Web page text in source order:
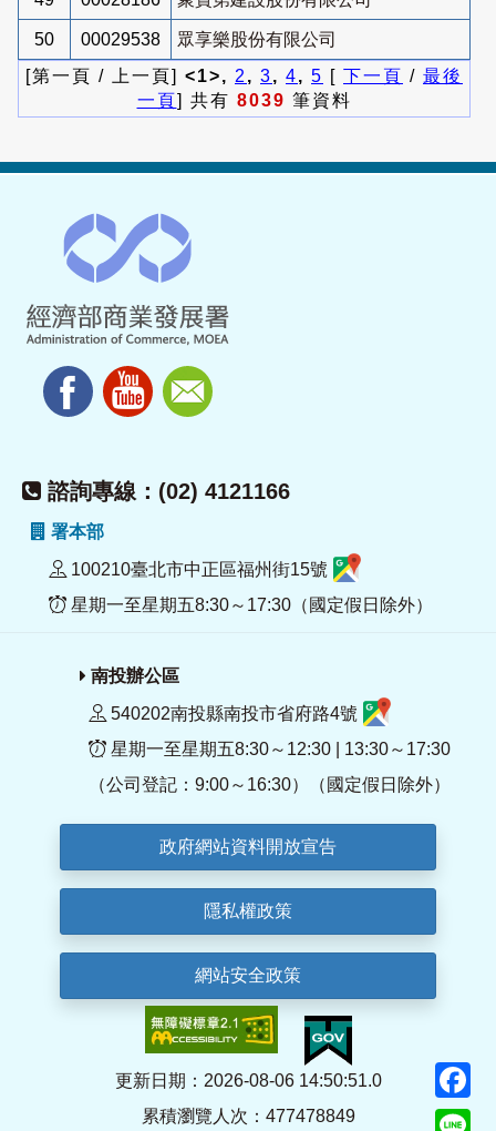
50 00029538
眾享樂股份有限公司
[第一頁 / 上一頁] <1>, 2 , 3, 4, 5 [ 下一頁 / 最後
一頁] 共有 8039 筆資料
諮詢專線：(02) 4121166
署本部
100210臺北市中正區福州街15號
星期一至星期五8:30～17:30（國定假日除外）
南投辦公區
540202南投縣南投市省府路4號
星期一至星期五8:30～12:30 | 13:30～17:30
（公司登記：9:00～16:30）（國定假日除外）
政府網站資料開放宣告
隱私權政策
網站安全政策
更新日期：2026-08-06 14:50:51.0
累積瀏覽人次：477478849